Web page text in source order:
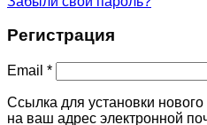
Регистрация
Email *
Ссылка для установки нового
на ваш адрес электронной